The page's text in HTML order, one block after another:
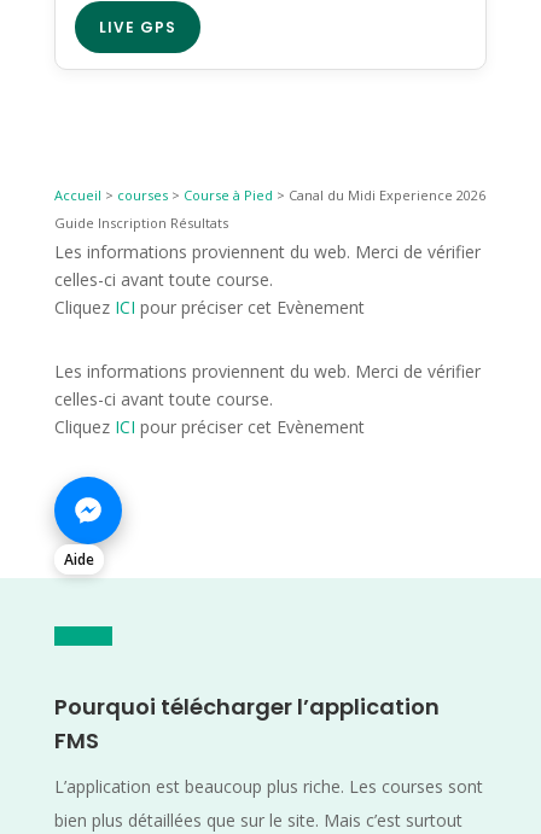
LIVE GPS
Accueil > courses> Course à Pied > Canal du Midi Experience 2026
Guide Inscription Résultats
Les informations proviennent du web. Merci de vérifier
celles-ci avant toute course.
Cliquez ICI pour préciser cet Evènement
Les informations proviennent du web. Merci de vérifier
celles-ci avant toute course.
Cliquez ICI pour préciser cet Evènement
Aide
Pourquoi télécharger l’application
FMS
L’application est beaucoup plus riche. Les courses sont
bien plus détaillées que sur le site. Mais c’est surtout